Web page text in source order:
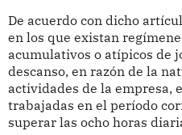
De acuerdo con dicho
en los que existan
acumulativos o atípicos de
descanso, en razón de la
actividades de la empresa,
trabajadas en el período
superar las ocho horas